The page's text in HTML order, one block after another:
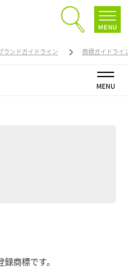
ランドガイドライン 商標ガイドライ
商標です。